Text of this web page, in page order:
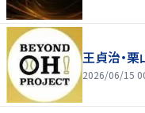
王貞治・
2026/06/15